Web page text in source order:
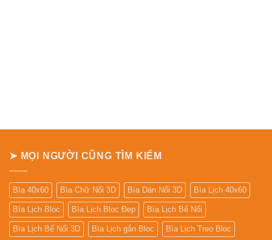
➤ MỌI NGƯỜI CŨNG TÌM KIẾM
Bìa 40x60 Bìa Chữ Nổi 3D Bìa Dán Nổi 3D Bìa Lịch 40x60
Bìa Lịch Bloc Bìa Lịch Bloc Đẹp Bìa Lịch Bế Nổi
Bìa Lịch Bế Nổi 3D Bìa Lịch gắn Bloc Bìa Lịch Treo Bloc